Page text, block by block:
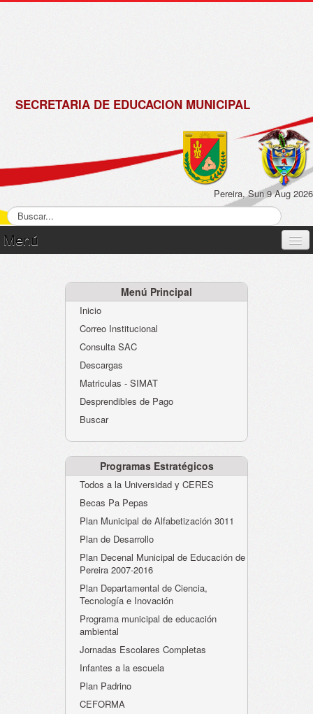
SECRETARIA DE EDUCACION MUNICIPAL
Pereira, Sun 9 Aug 2026
Menú
Atención al Ciudadano
Instituciones Educativas
Despacho Secretaría
Evaluación desempeño
Humano-Cesantías
Menú Principal
Inicio
Correo Institucional
Consulta SAC
Descargas
Matriculas - SIMAT
Desprendibles de Pago
Buscar
Programas Estratégicos
Todos a la Universidad y CERES
Becas Pa Pepas
Plan Municipal de Alfabetización 3011
Plan de Desarrollo
Plan Decenal Municipal de Educación de
Pereira 2007-2016
Plan Departamental de Ciencia,
Tecnología e Inovación
Programa municipal de educación
ambiental
Jornadas Escolares Completas
Infantes a la escuela
Plan Padrino
CEFORMA
de